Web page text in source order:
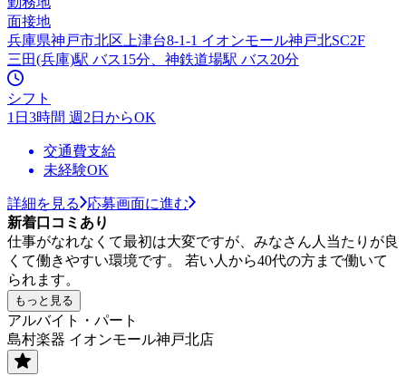
面接地
兵庫県神戸市北区上津台8-1-1 イオンモール神戸北SC2F
三田(兵庫)駅 バス15分、神鉄道場駅 バス20分
シフト
1日3時間 週2日からOK
交通費支給
未経験OK
詳細を見る
応募画面に進む
新着口コミあり
仕事がなれなくて最初は大変ですが、みなさん人当たりが良
くて働きやすい環境です。 若い人から40代の方まで働いて
られます。
もっと見る
アルバイト・パート
島村楽器 イオンモール神戸北店